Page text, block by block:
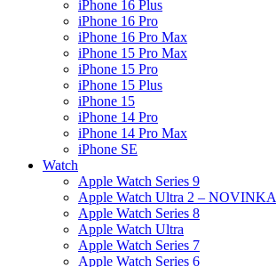
iPhone 16 Plus
iPhone 16 Pro
iPhone 16 Pro Max
iPhone 15 Pro Max
iPhone 15 Pro
iPhone 15 Plus
iPhone 15
iPhone 14 Pro
iPhone 14 Pro Max
iPhone SE
Watch
Apple Watch Series 9
Apple Watch Ultra 2 – NOVINKA
Apple Watch Series 8
Apple Watch Ultra
Apple Watch Series 7
Apple Watch Series 6